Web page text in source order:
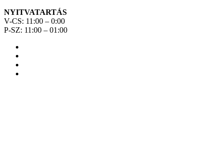
NYITVATARTÁS
V-CS: 11:00 – 0:00
P-SZ: 11:00 – 01:00